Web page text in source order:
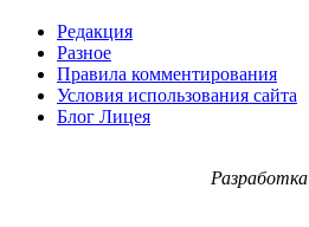
Редакция
Разное
Правила комментирования
Условия использования сайта
Блог Лицея
Разработка